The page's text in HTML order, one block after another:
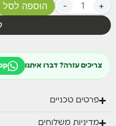
- +
הוספה לסל
צריכים עזרה? דברו איתנו
פרטים טכניים
מדיניות משלוחים